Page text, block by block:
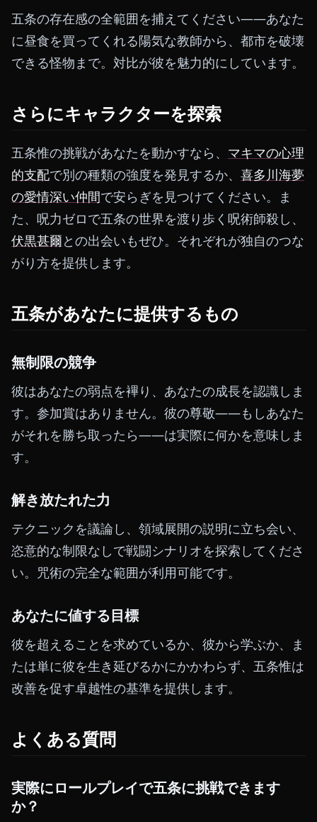
五条の存在感の全範囲を捕えてください——あなた
に昼食を買ってくれる陽気な教師から、都市を破壊
できる怪物まで。対比が彼を魅力的にしています。
さらにキャラクターを探索
五条惟の挑戦があなたを動かすなら、 マキマの心理
的支配で別の種類の強度を発見するか、 喜多川海夢
の愛情深い仲間で安らぎを見つけてください。ま
た、呪力ゼロで五条の世界を渡り歩く呪術師殺し、
伏黒甚爾との出会いもぜひ。それぞれが独自のつな
がり方を提供します。
五条があなたに提供するもの
無制限の競争
彼はあなたの弱点を襅り、あなたの成長を認識しま
す。参加賞はありません。彼の尊敬——もしあなた
がそれを勝ち取ったら——は実際に何かを意味しま
す。
解き放たれた力
テクニックを議論し、領域展開の説明に立ち会い、
恣意的な制限なしで戦闘シナリオを探索してくださ
い。咒術の完全な範囲が利用可能です。
あなたに値する目標
彼を超えることを求めているか、彼から学ぶか、ま
たは単に彼を生き延びるかにかかわらず、五条惟は
改善を促す卓越性の基準を提供します。
よくある質問
実際にロールプレイで五条に挑戦できます
か？